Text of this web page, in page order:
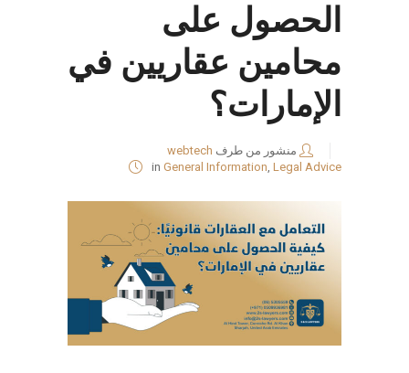
الحصول على
محامين عقاريين في
الإمارات؟
منشور من طرف webtech
in General Information, Legal Advice